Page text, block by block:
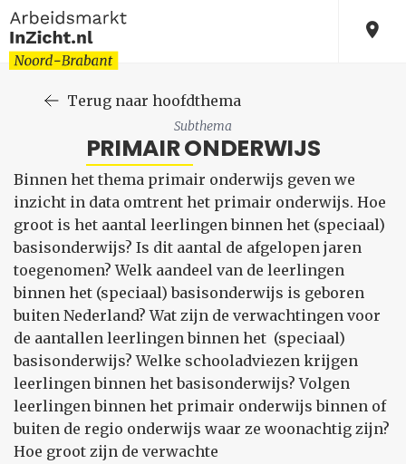
Terug naar hoofdthema
Subthema
PRIMAIR ONDERWIJS
Binnen het thema primair onderwijs geven we
inzicht in data omtrent het primair onderwijs. Hoe
groot is het aantal leerlingen binnen het (speciaal)
basisonderwijs? Is dit aantal de afgelopen jaren
toegenomen? Welk aandeel van de leerlingen
binnen het (speciaal) basisonderwijs is geboren
buiten Nederland? Wat zijn de verwachtingen voor
de aantallen leerlingen binnen het (speciaal)
basisonderwijs? Welke schooladviezen krijgen
leerlingen binnen het basisonderwijs? Volgen
leerlingen binnen het primair onderwijs binnen of
buiten de regio onderwijs waar ze woonachtig zijn?
Hoe groot zijn de verwachte